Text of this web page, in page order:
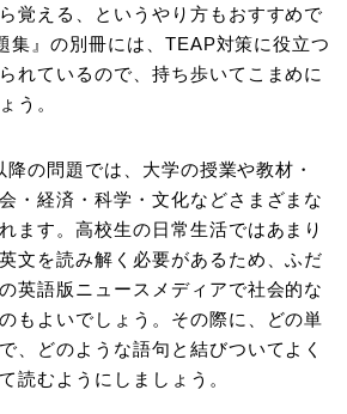
覚える、というやり方もおすすめで
集』の別冊には、TEAP対策に役立つ
れているので、持ち歩いてこまめに
う。
の問題では、大学の授業や教材・
・経済・科学・文化などさまざまな
ます。高校生の日常生活ではあまり
文を読み解く必要があるため、ふだ
英語版ニュースメディアで社会的な
もよいでしょう。その際に、どの単
、どのような語句と結びついてよく
読むようにしましょう。